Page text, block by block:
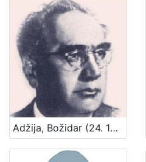
Adžija, Božidar (24. 12. 1890. – 9. 07. 1941.)